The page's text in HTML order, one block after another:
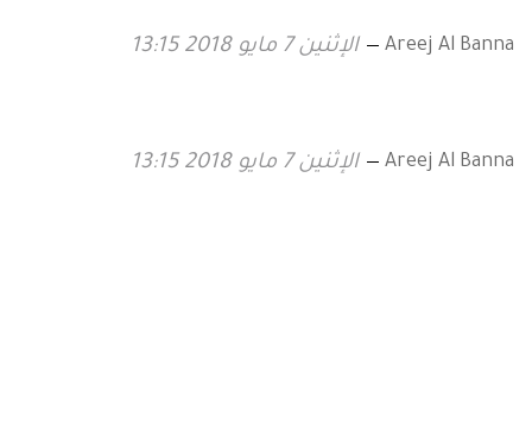
Areej Al Banna الإثنين 7 مايو 2018 13:15
Areej Al Banna الإثنين 7 مايو 2018 13:15